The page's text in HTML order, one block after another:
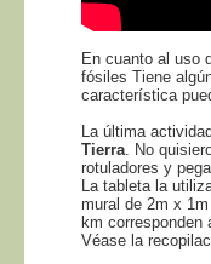
En cuanto al uso
fósiles Tiene
característica
La última
Tierra. No
rotuladores y
La tableta la
mural de 2m x
km
Véase la